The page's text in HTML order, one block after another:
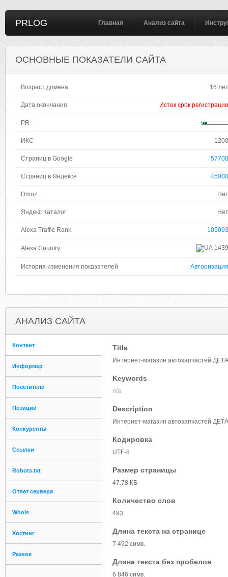
PRLOG Главная Анализ сайта
ОСНОВНЫЕ ПОКАЗАТЕЛИ САЙТА
Возраст домена 16 лет
Дата окончания Истек срок регистрации
PR
ИКС 1200
Страниц в Google 57700
Страниц в Яндексе 45000
Dmoz Нет
Яндекс Каталог Нет
Alexa Traffic Rank 105093
Alexa Country 1439
История изменения показателей Авторизация
АНАЛИЗ САЙТА
Контент
Информер
Посетители
Позиции
Конкуренты
Ссылки
Robots.txt
Ответ сервера
Whois
Хостинг
Разное
Title
Интернет-магазин автозапчастей
Keywords
n/a
Description
Интернет-магазин автозапчастей
Кодировка
UTF-8
Размер страницы
47.78 КБ
Количество слов
493
Длина текста на странице
7 492 симв.
Длина текста без пробелов
6 846 симв.